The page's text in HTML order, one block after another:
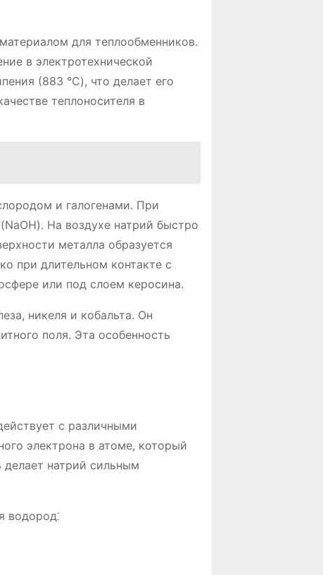
для теплообменников․
в электротехнической
(883 °C), что делает его
теплоносителя в
и галогенами․ При
На воздухе натрий быстро
металла образуется
при длительном контакте с
или под слоем керосина․
никеля и кобальта․ Он
поля․ Эта особенность
с различными
электрона в атоме, который
делает натрий сильным
водород⁚